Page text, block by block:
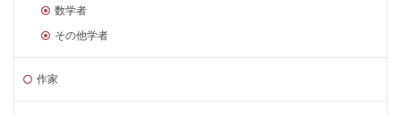
数学者
その他学者
作家